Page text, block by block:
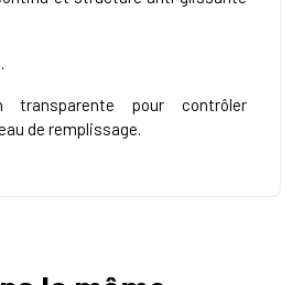
.
transparente pour contrôler
de remplissage.